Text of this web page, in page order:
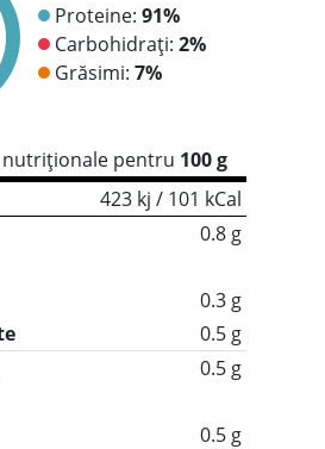
Proteine: 91%
Carbohidrați: 2%
Grăsimi: 7%
pentru 100 g
423 kj / 101 kCal
0.8 g
0.3 g
0.5 g
0.5 g
0.5 g